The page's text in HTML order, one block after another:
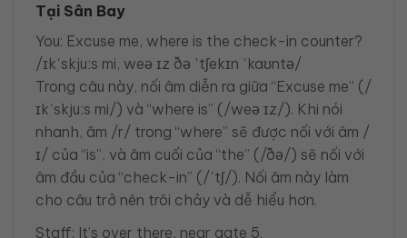
Tại Sân Bay
You: Excuse me, where is the check-in counter?
/ɪkˈskjuːs mi, weə ɪz ðə ˈtʃekɪn ˈkaʊntə/
Trong câu này, nối âm diễn ra giữa “Excuse me” (/
ɪkˈskjuːs mi/) và “where is” (/weə ɪz/). Khi nói
nhanh, âm /r/ trong “where” sẽ được nối với âm /
ɪ/ của “is”, và âm cuối của “the” (/ðə/) sẽ nối với
âm đầu của “check-in” (/ˈtʃ/). Nối âm này làm
cho câu trở nên trôi chảy và dễ hiểu hơn.
Staff: It’s over there, near gate 5.